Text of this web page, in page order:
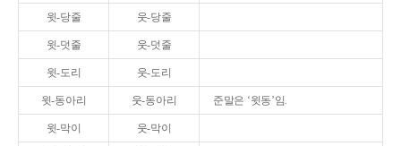
윗-당줄 웃-당줄
윗-덧줄 웃-덧줄
윗-도리 웃-도리
윗-동아리 웃-동아리 준말은 ‘윗동’임.
윗-막이 웃-막이